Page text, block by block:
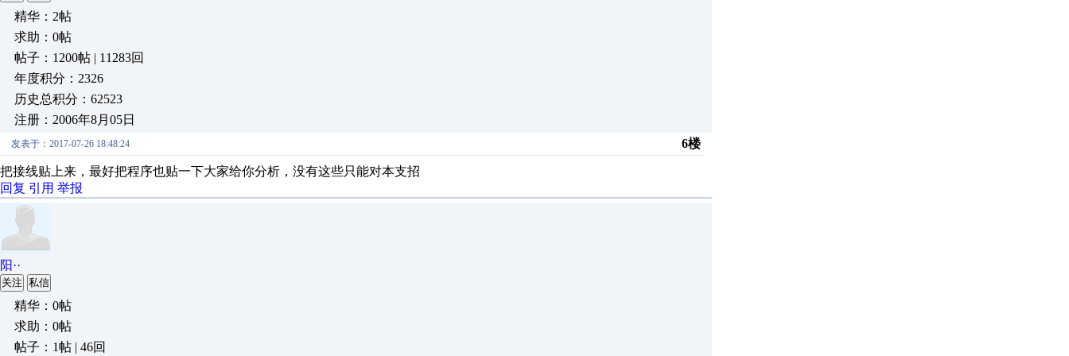
精华：2帖
求助：0帖
帖子：1200帖 | 11283回
年度积分：2326
历史总积分：62523
注册：2006年8月05日
发表于：2017-07-26 18:48:24 6楼
把接线贴上来，最好把程序也贴一下大家给你分析，没有这些只能对本支招
回复 引用 举报
阳··
关注 私信
精华：0帖
求助：0帖
帖子：1帖 | 46回